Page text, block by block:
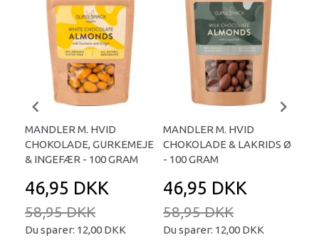
MANDLER M. HVID
CHOKOLADE, GURKEMEJE
& INGEFÆR - 100 GRAM
46,95 DKK
58,95 DKK
Du sparer: 12,00 DKK
MANDLER M. HVID
CHOKOLADE & LAKRIDS Ø
- 100 GRAM
46,95 DKK
58,95 DKK
Du sparer: 12,00 DKK